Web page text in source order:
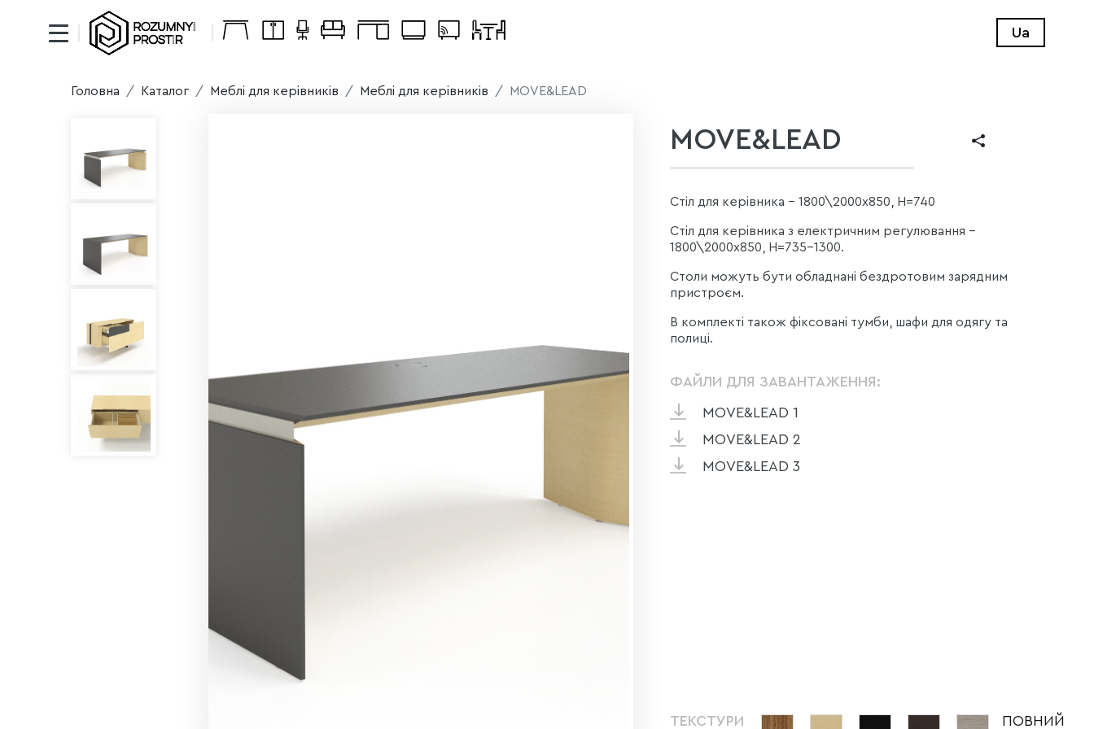
Ua
Головна Каталог Меблі для керівників Меблі для керівників MOVE&LEAD
MOVE&LEAD
Стіл для керівника - 1800\2000x850, H=740
Стіл для керівника з електричним регулювання -
1800\2000x850, H=735-1300.
Столи можуть бути обладнані бездротовим зарядним
пристроєм.
В комплекті також фіксовані тумби, шафи для одягу та
полиці.
ФАЙЛИ ДЛЯ ЗАВАНТАЖЕННЯ:
MOVE&LEAD 1
MOVE&LEAD 2
MOVE&LEAD 3
ТЕКСТУРИ ПОВНИЙ